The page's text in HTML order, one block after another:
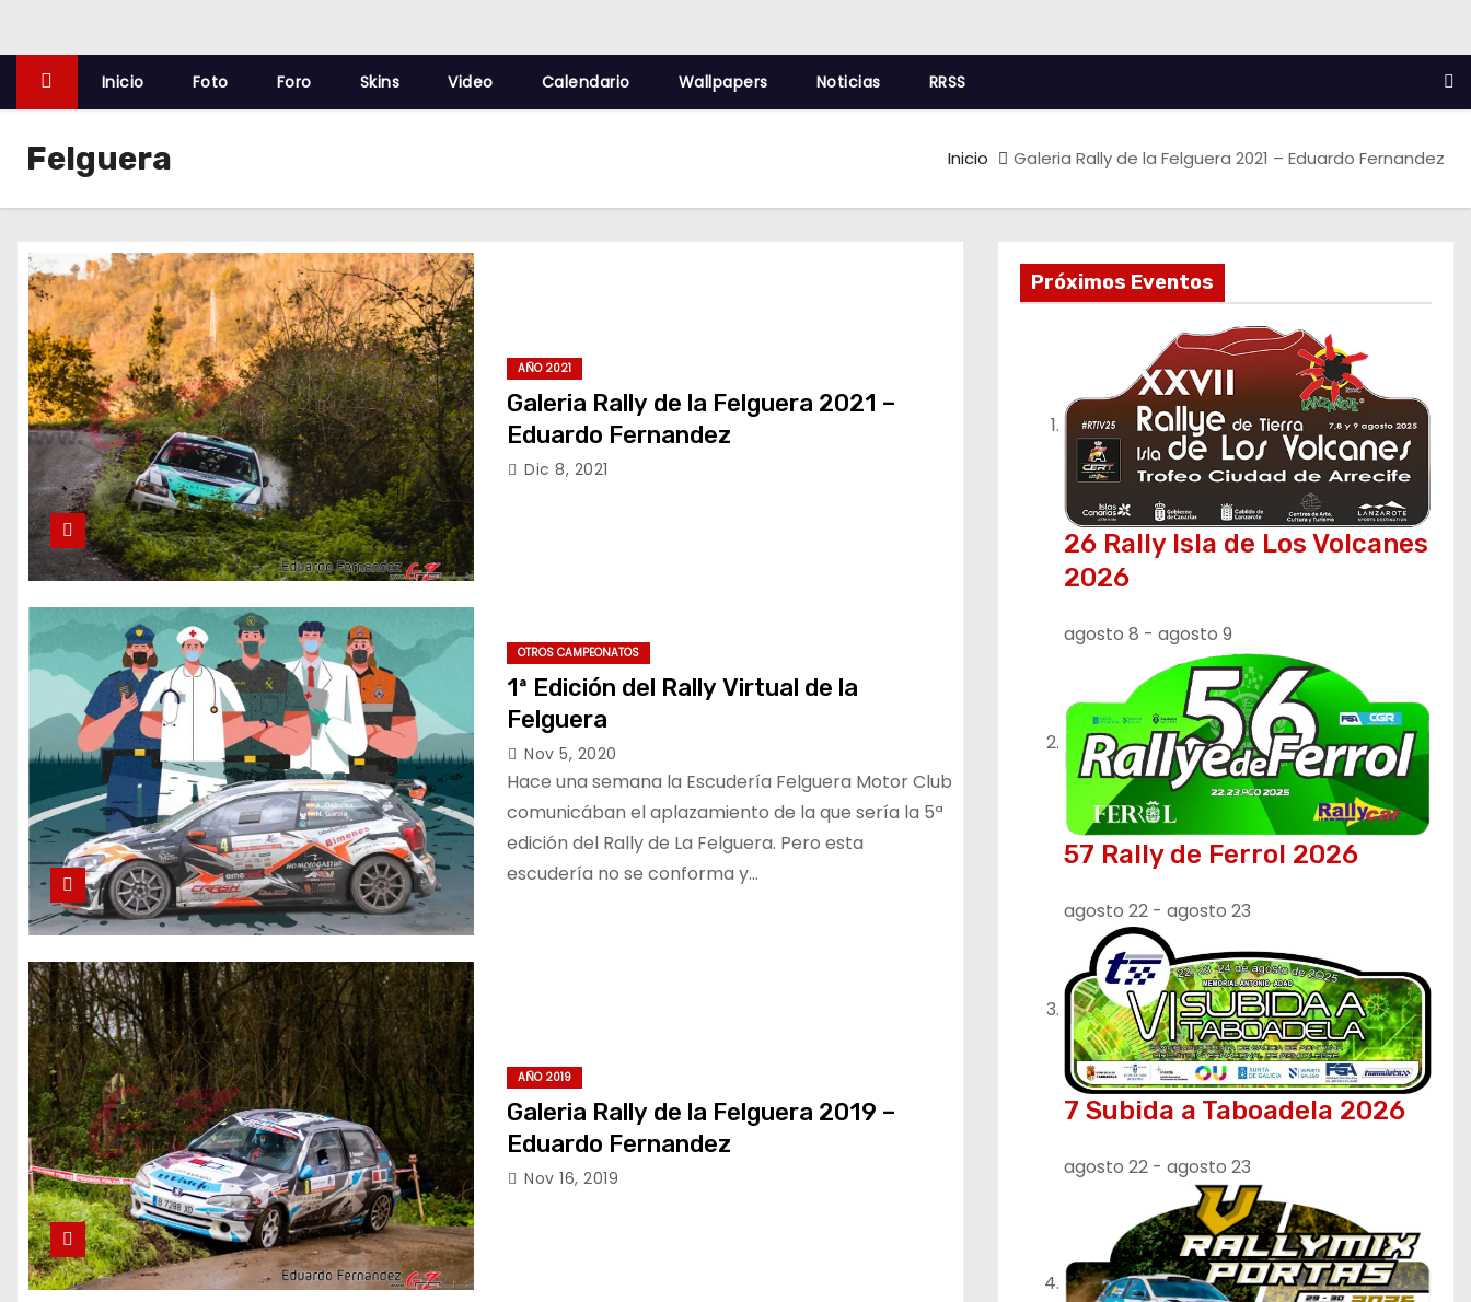
Inicio Foto Foro Skins Video Calendario Wallpapers Noticias RRSS
Felguera Inicio Galeria Rally de la Felguera 2021 – Eduardo Fernandez
AÑO 2021
Galeria Rally de la Felguera 2021 –
Eduardo Fernandez
Dic 8, 2021
OTROS CAMPEONATOS
1ª Edición del Rally Virtual de la
Felguera
Nov 5, 2020
Hace una semana la Escudería Felguera Motor Club
comunicában el aplazamiento de la que sería la 5ª
edición del Rally de La Felguera. Pero esta
escudería no se conforma y…
AÑO 2019
Galeria Rally de la Felguera 2019 –
Eduardo Fernandez
Nov 16, 2019
Próximos Eventos
26 Rally Isla de Los Volcanes
2026
agosto 8 - agosto 9
57 Rally de Ferrol 2026
agosto 22 - agosto 23
7 Subida a Taboadela 2026
agosto 22 - agosto 23